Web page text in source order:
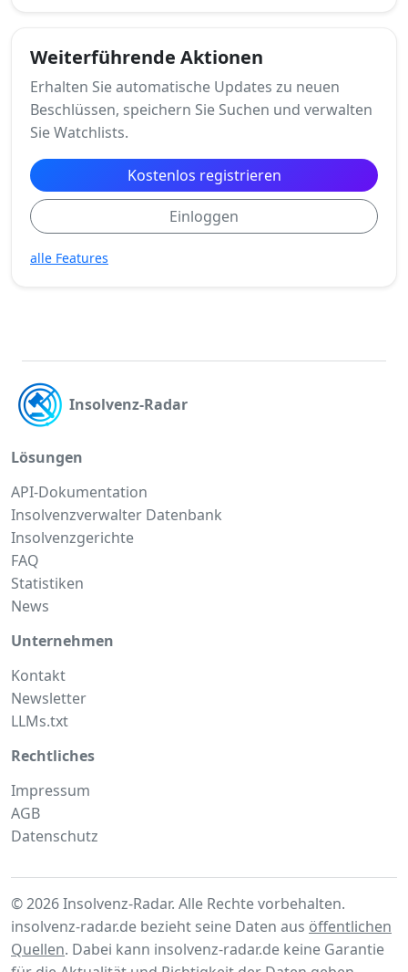
Weiterführende Aktionen
Erhalten Sie automatische Updates zu neuen
Beschlüssen, speichern Sie Suchen und verwalten
Sie Watchlists.
Kostenlos registrieren
Einloggen
alle Features
Insolvenz-Radar
Lösungen
API-Dokumentation
Insolvenzverwalter Datenbank
Insolvenzgerichte
FAQ
Statistiken
News
Unternehmen
Kontakt
Newsletter
LLMs.txt
Rechtliches
Impressum
AGB
Datenschutz
© 2026 Insolvenz-Radar. Alle Rechte vorbehalten.
insolvenz-radar.de bezieht seine Daten aus öffentlichen
Quellen. Dabei kann insolvenz-radar.de keine Garantie